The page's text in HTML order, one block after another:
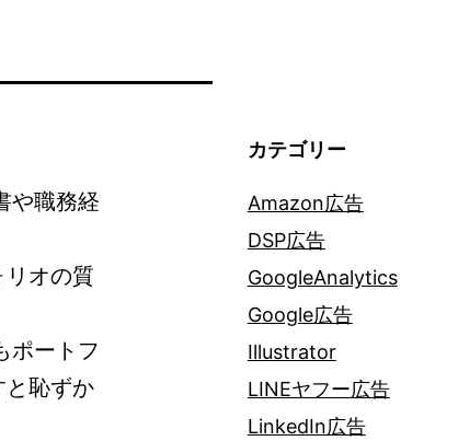
や職務経
オの質
ポートフ
と恥ずか
カテゴリー
Amazon広告
DSP広告
GoogleAnalytics
Google広告
Illustrator
LINEヤフー広告
LinkedIn広告